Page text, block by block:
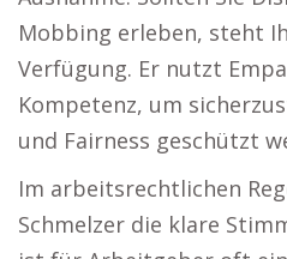
Mobbing erleben, steht
Verfügung. Er nutzt
Kompetenz, um
und Fairness geschützt
Im arbeitsrechtlichen
Schmelzer die klare